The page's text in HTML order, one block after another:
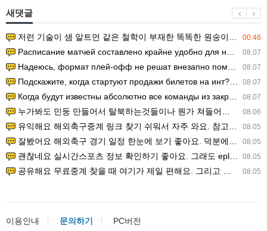
새댓글
00:46
저런 기술이 샘 알트먼 같은 철학이 부재한 똑똑한 원숭이에게 있다는게 문제.
08.07
Расписание матчей составлено крайне удобно для нашего часово…
08.07
Надеюсь, формат плей-офф не решат внезапно поменять. https:/…
08.07
Подскажите, когда стартуют продажи билетов на инт? https://g…
08.07
Когда будут известны абсолютно все команды из закрытых квали…
08.06
누가봐도 민둥 만들어서 탈북하는것들이나 뭔가 쳐들어오는 낌새를 미리 알아차리기 위함이지 저걸 전쟁준비라고 하…
08.05
유익해요 해외축구중계 링크 찾기 쉬워서 자주 와요. 참고로 무료스포츠중계 정보 확인할 때 출처 꼭 체크해요.…
08.05
잘봤어요 해외축구 경기 일정 한눈에 보기 좋아요. 덕분에 epl중계 볼 때 공식 중계 채널 먼저 찾아봐요. …
08.05
괜찮네요 실시간스포츠 정보 확인하기 좋아요. 그래도 epl중계 볼 때 공식 중계 채널 먼저 찾아봐요. 북마크…
08.05
공유해요 무료중계 찾을 때 여기가 제일 편해요. 그리고 무료스포츠중계 정보 확인할 때 출처 꼭 체크해요. 앞…
이용안내 문의하기 PC버전